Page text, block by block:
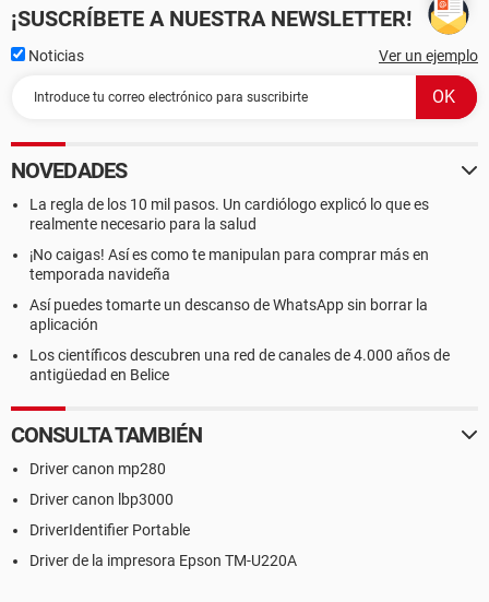
¡SUSCRÍBETE A NUESTRA NEWSLETTER!
Noticias Ver un ejemplo
NOVEDADES
La regla de los 10 mil pasos. Un cardiólogo explicó lo que es
realmente necesario para la salud
¡No caigas! Así es como te manipulan para comprar más en
temporada navideña
Así puedes tomarte un descanso de WhatsApp sin borrar la
aplicación
Los científicos descubren una red de canales de 4.000 años de
antigüedad en Belice
CONSULTA TAMBIÉN
Driver canon mp280
Driver canon lbp3000
DriverIdentifier Portable
Driver de la impresora Epson TM-U220A